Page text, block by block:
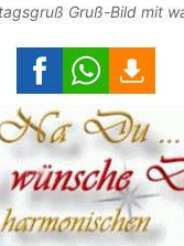
Gruß-Bild mit